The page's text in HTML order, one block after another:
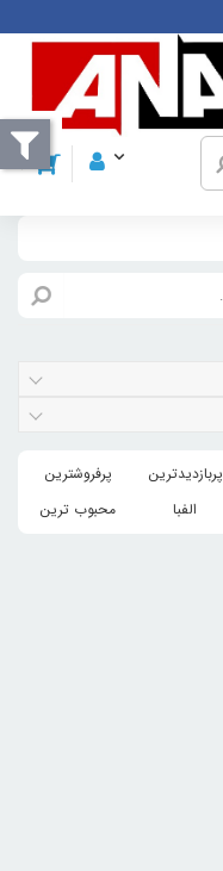
پربازدیدترین
پرفروشترین
الفبا محبوب ترین